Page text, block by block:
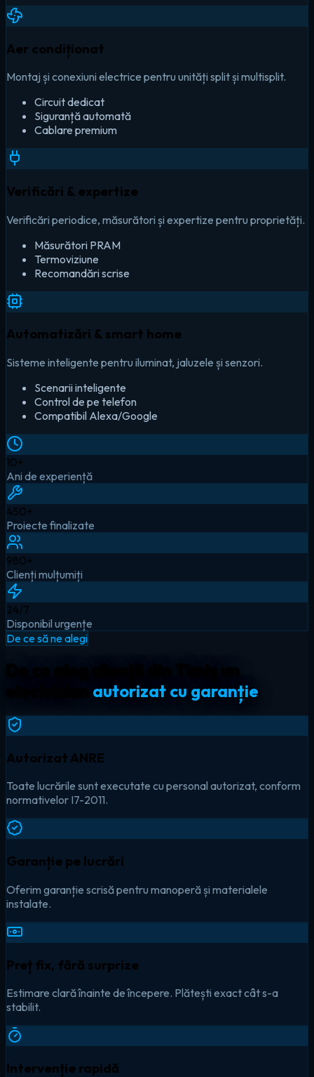
Aer condiționat
Montaj și conexiuni electrice pentru unități split și multisplit.
Circuit dedicat
Siguranță automată
Cablare premium
Verificări & expertize
Verificări periodice, măsurători și expertize pentru proprietăți.
Măsurători PRAM
Termoviziune
Recomandări scrise
Automatizări & smart home
Sisteme inteligente pentru iluminat, jaluzele și senzori.
Scenarii inteligente
Control de pe telefon
Compatibil Alexa/Google
10+
Ani de experiență
450+
Proiecte finalizate
980+
Clienți mulțumiți
24/7
Disponibil urgențe
De ce să ne alegi
autorizat cu garanție
Autorizat ANRE
Toate lucrările sunt executate cu personal autorizat, conform
normativelor I7-2011.
Garanție pe lucrări
Oferim garanție scrisă pentru manoperă și materialele
instalate.
Preț fix, fără surprize
Estimare clară înainte de începere. Plătești exact cât s-a
stabilit.
Intervenție rapidă